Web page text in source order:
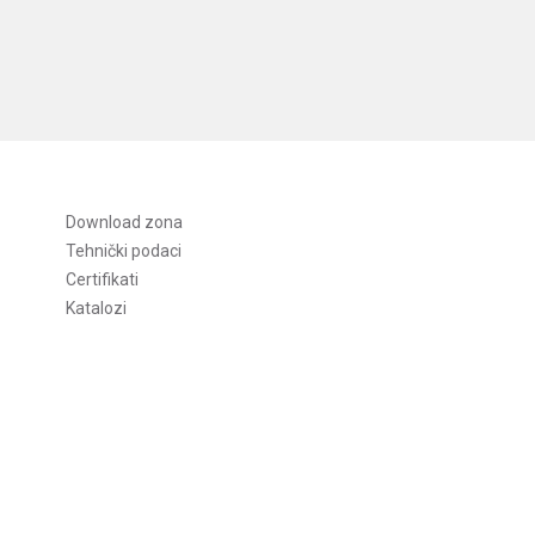
Download zona
Tehnički podaci
Certifikati
Katalozi